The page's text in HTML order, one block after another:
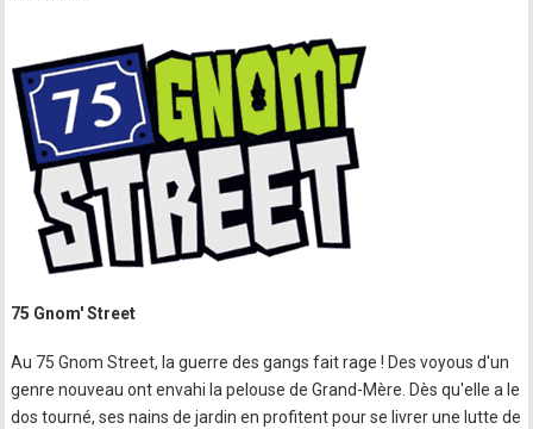
75 Gnom' Street
Au 75 Gnom Street, la guerre des gangs fait rage ! Des voyous d'un
genre nouveau ont envahi la pelouse de Grand-Mère. Dès qu'elle a le
dos tourné, ses nains de jardin en profitent pour se livrer une lutte de